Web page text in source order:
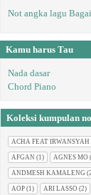
Not angka lagu
Kamu harus Tau
Nada dasar
Chord Piano
Koleksi kumpulan
ACHA FEAT IRWANSYAH
AFGAN (1) AGNES MO
ANDMESH KAMALENG
AOP (1) ARI LASSO (2)